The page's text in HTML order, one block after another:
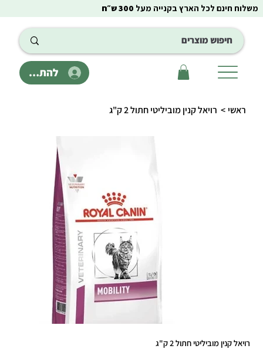
להתחבר
משלוח חינם לכל הארץ בקנייה מעל 300 ש״ח
ראשי > רויאל קנין מוביליטי חתול 2 ק"ג
רויאל קנין מוביליטי חתול 2 ק"ג